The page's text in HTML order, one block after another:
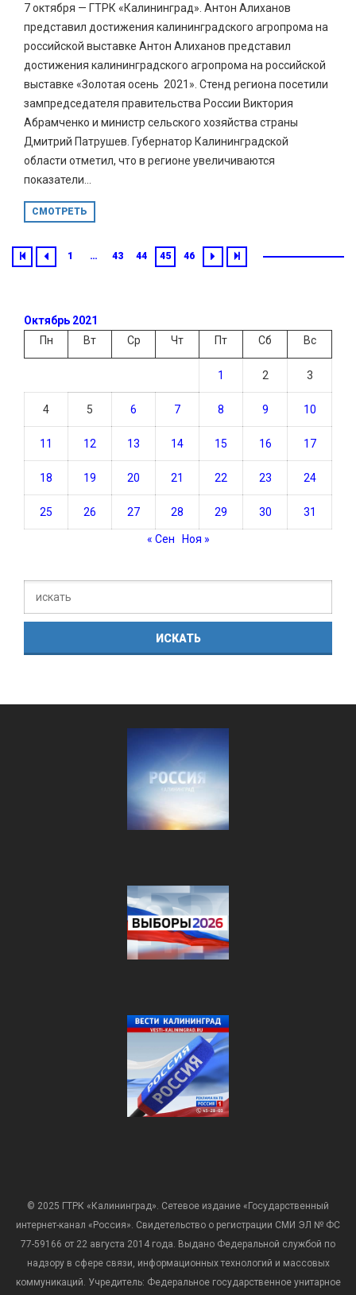
7 октября — ГТРК «Калининград». Антон Алиханов
представил достижения калининградского агропрома на
российской выставке Антон Алиханов представил
достижения калининградского агропрома на российской
выставке «Золотая осень 2021». Стенд региона посетили
зампредседателя правительства России Виктория
Абрамченко и министр сельского хозяйства страны
Дмитрий Патрушев. Губернатор Калининградской
области отметил, что в регионе увеличиваются
показатели...
СМОТРЕТЬ
1 … 43 44 45 46
Октябрь 2021
Пн
Вт Ср Чт Пт Сб Вс
1 2 3
4 5 6 7 8 9 10
11 12 13 14 15 16 17
18 19 20 21 22 23 24
25 26 27 28 29 30 31
« Сен Ноя »
© 2025 ГТРК «Калининград». Сетевое издание «Государственный
интернет-канал «Россия». Свидетельство о регистрации СМИ ЭЛ № ФС
77-59166 от 22 августа 2014 года. Выдано Федеральной службой по
надзору в сфере связи, информационных технологий и массовых
коммуникаций. Учредитель: Федеральное государственное унитарное